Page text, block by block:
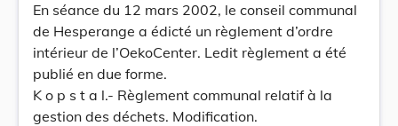
En séance du 12 mars 2002, le conseil communal
de Hesperange a édicté un règlement d’ordre
intérieur de l’OekoCenter. Ledit règlement a été
publié en due forme.
K o p s t a l.- Règlement communal relatif à la
gestion des déchets. Modification.